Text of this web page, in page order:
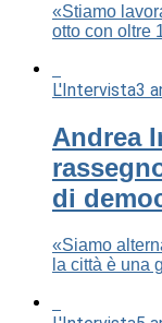
«Stiamo
otto con oltre
L'Intervista3
Andrea
di
«Siamo
la città è una